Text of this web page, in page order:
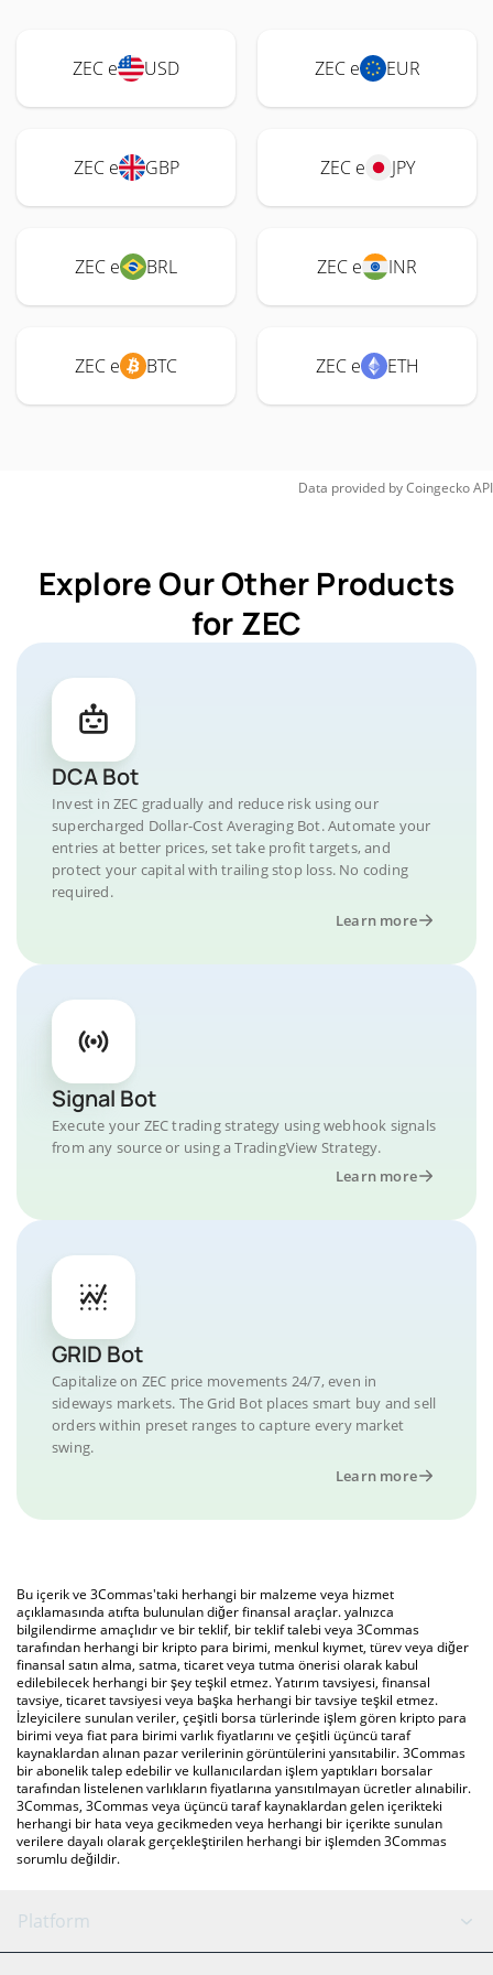
ZEC e USD ZEC e EUR
ZEC e GBP ZEC e JPY
ZEC e BRL ZEC e INR
ZEC e BTC ZEC e ETH
Data provided byCoingeckoAPI
Explore Our Other Products
for ZEC
DCA Bot
Invest in ZEC gradually and reduce risk using our
supercharged Dollar-Cost Averaging Bot. Automate your
entries at better prices, set take profit targets, and
protect your capital with trailing stop loss. No coding
required.
Learn more
Signal Bot
Execute your ZEC trading strategy using webhook signals
from any source or using a TradingView Strategy.
Learn more
GRID Bot
Capitalize on ZEC price movements 24/7, even in
sideways markets. The Grid Bot places smart buy and sell
orders within preset ranges to capture every market
swing.
Learn more
Bu içerik ve 3Commas'taki herhangi bir malzeme veya hizmet
açıklamasında atıfta bulunulan diğer finansal araçlar. yalnızca
bilgilendirme amaçlıdır ve bir teklif, bir teklif talebi veya 3Commas
tarafından herhangi bir kripto para birimi, menkul kıymet, türev veya diğer
finansal satın alma, satma, ticaret veya tutma önerisi olarak kabul
edilebilecek herhangi bir şey teşkil etmez. Yatırım tavsiyesi, finansal
tavsiye, ticaret tavsiyesi veya başka herhangi bir tavsiye teşkil etmez.
İzleyicilere sunulan veriler, çeşitli borsa türlerinde işlem gören kripto para
birimi veya fiat para birimi varlık fiyatlarını ve çeşitli üçüncü taraf
kaynaklardan alınan pazar verilerinin görüntülerini yansıtabilir. 3Commas
bir abonelik talep edebilir ve kullanıcılardan işlem yaptıkları borsalar
tarafından listelenen varlıkların fiyatlarına yansıtılmayan ücretler alınabilir.
3Commas, 3Commas veya üçüncü taraf kaynaklardan gelen içerikteki
herhangi bir hata veya gecikmeden veya herhangi bir içerikte sunulan
verilere dayalı olarak gerçekleştirilen herhangi bir işlemden 3Commas
sorumlu değildir.
Platform